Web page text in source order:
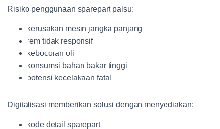
Risiko penggunaan sparepart palsu:
kerusakan mesin jangka panjang
rem tidak responsif
kebocoran oli
konsumsi bahan bakar tinggi
potensi kecelakaan fatal
Digitalisasi memberikan solusi dengan menyediakan:
kode detail sparepart